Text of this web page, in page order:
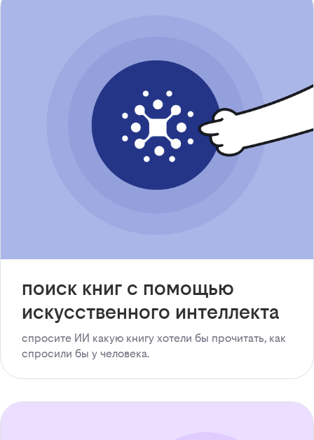
поиск книг с помощью
искусственного интеллекта
спросите ИИ какую книгу хотели бы прочитать, как
спросили бы у человека.